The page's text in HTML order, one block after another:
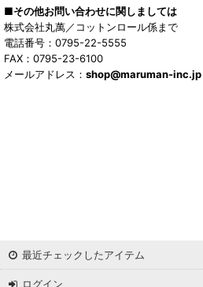
■その他お問い合わせに関しましては
株式会社丸萬／コットンロール係まで
電話番号：0795-22-5555
FAX：0795-23-6100
メールアドレス： shop@maruman-inc.jp
最近チェックしたアイテム
ログイン